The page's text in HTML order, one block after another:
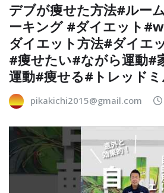
デブが痩せた方法#ルー
ーキング #ダイエット
ダイエット方法#ダイエ
#痩せたい#ながら運動#
運動#痩せる#トレッド
pikakichi2015@gmail.com